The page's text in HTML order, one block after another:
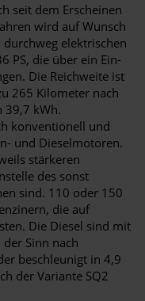
seit dem Erscheinen
wird auf Wunsch
elektrischen
PS, die über ein Ein-
Die Reichweite ist
265 Kilometer nach
39,7 kWh.
konventionell und
und Dieselmotoren.
stärkeren
des sonst
sind. 110 oder 150
die auf
Die Diesel sind mit
Sinn nach
beschleunigt in 4,9
der Variante SQ2